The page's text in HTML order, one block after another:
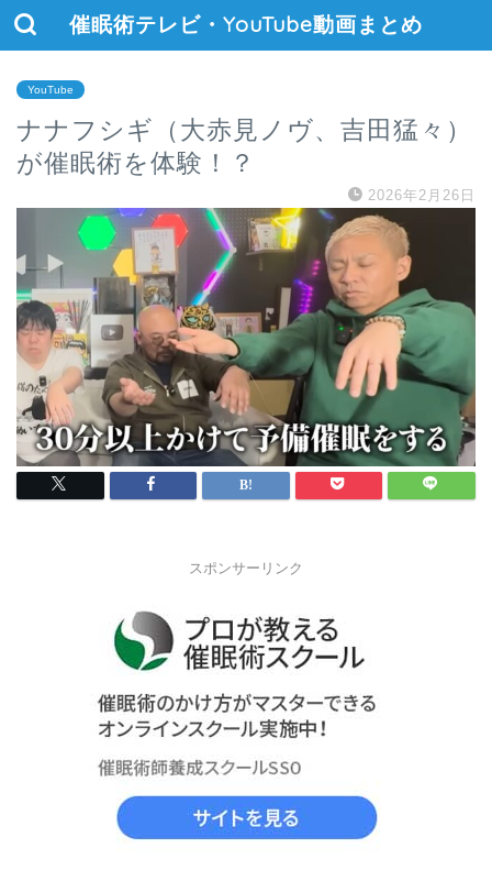
催眠術テレビ・YouTube動画まとめ
YouTube
ナナフシギ（大赤見ノヴ、吉田猛々）
が催眠術を体験！？
2026年2月26日
スポンサーリンク